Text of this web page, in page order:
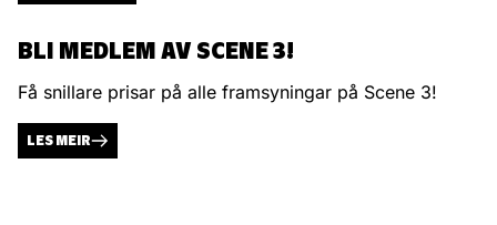
BLI MEDLEM AV SCENE 3!
Få snillare prisar på alle framsyningar på Scene 3!
LES MEIR